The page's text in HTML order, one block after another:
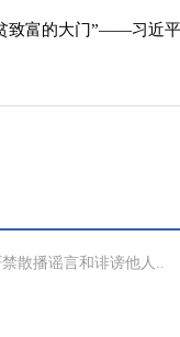
致富的大门”——习近